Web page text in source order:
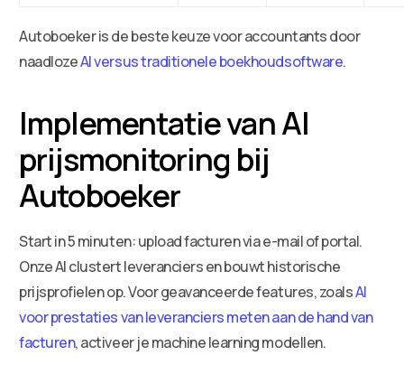
Autoboeker is de beste keuze voor accountants door
naadlozeAI versus traditionele boekhoudsoftware.
Implementatie van AI
prijsmonitoring bij
Autoboeker
Start in 5 minuten: upload facturen via e-mail of portal.
Onze AI clustert leveranciers en bouwt historische
prijsprofielen op. Voor geavanceerde features, zoalsAI
voor prestaties van leveranciers meten aan de hand van
facturen, activeer je machine learning modellen.